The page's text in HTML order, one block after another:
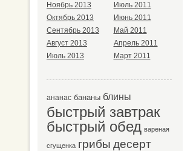
Ноябрь 2013
Октябрь 2013
Сентябрь 2013
Август 2013
Июль 2013
Июль 2011
Июнь 2011
Май 2011
Апрель 2011
Март 2011
ананас бананы блины
быстрый завтрак
быстрый обед вареная
сгущенка грибы десерт